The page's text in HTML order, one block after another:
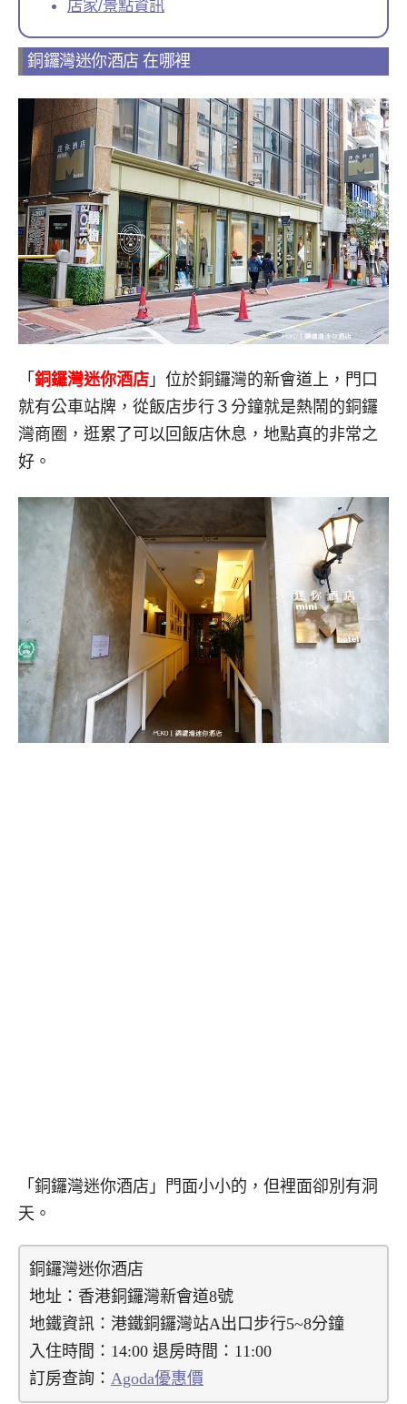
店家/景點資訊
銅鑼灣迷你酒店 在哪裡
「 銅鑼灣迷你酒店 」位於銅鑼灣的新會道上，門口
就有公車站牌，從飯店步行３分鐘就是熱鬧的銅鑼
灣商圈，逛累了可以回飯店休息，地點真的非常之
好。
「銅鑼灣迷你酒店」門面小小的，但裡面卻別有洞
天。
銅鑼灣迷你酒店
地址：香港銅鑼灣新會道8號
地鐵資訊：港鐵銅鑼灣站A出口步行5~8分鐘
入住時間：14:00 退房時間：11:00
訂房查詢： Agoda優惠價